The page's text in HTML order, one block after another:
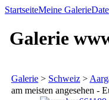
StartseiteMeine Galerie
Galerie
Galerie > Schweiz >
am meisten angesehen -